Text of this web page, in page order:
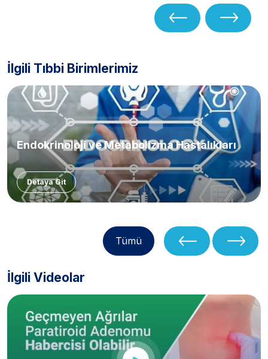
Endometriozis Kliniği
İlgili Tıbbi Birimlerimiz
Endokrinoloji ve Metabolizma Hastalıkları
Detaya Git
Tümü
İlgili Videolar